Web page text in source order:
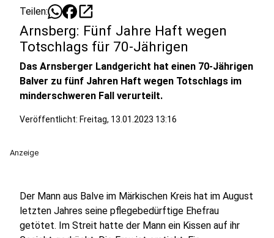
Teilen: open_in_new
Arnsberg: Fünf Jahre Haft wegen
Totschlags für 70-Jährigen
Das Arnsberger Landgericht hat einen 70-Jährigen
Balver zu fünf Jahren Haft wegen Totschlags im
minderschweren Fall verurteilt.
Veröffentlicht: Freitag, 13.01.2023 13:16
Anzeige
Der Mann aus Balve im Märkischen Kreis hat im August
letzten Jahres seine pflegebedürftige Ehefrau
getötet. Im Streit hatte der Mann ein Kissen auf ihr